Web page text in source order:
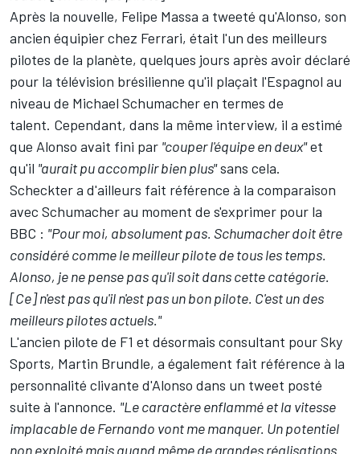
Après la nouvelle, Felipe Massa a tweeté qu'Alonso, son
ancien équipier chez Ferrari, était l'un des meilleurs
pilotes de la planète, quelques jours après avoir déclaré
pour la télévision brésilienne qu'il plaçait l'Espagnol au
niveau de Michael Schumacher en termes de
talent. Cependant, dans la même interview, il a estimé
que Alonso avait fini par "couper l'équipe en deux"et
qu'il "aurait pu accomplir bien plus"sans cela.
Scheckter a d'ailleurs fait référence à la comparaison
avec Schumacher au moment de s'exprimer pour la
BBC : "Pour moi, absolument pas. Schumacher doit être
considéré comme le meilleur pilote de tous les temps.
Alonso, je ne pense pas qu'il soit dans cette catégorie.
[Ce] n'est pas qu'il n'est pas un bon pilote. C'est un des
meilleurs pilotes actuels."
L'ancien pilote de F1 et désormais consultant pour Sky
Sports, Martin Brundle, a également fait référence à la
personnalité clivante d'Alonso dans un tweet posté
suite à l'annonce. "Le caractère enflammé et la vitesse
implacable de Fernando vont me manquer. Un potentiel
non exploité mais quand même de grandes réalisations